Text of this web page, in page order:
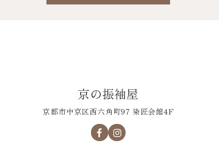
京の振袖屋
京都市中京区西六角町97 染匠会館4F